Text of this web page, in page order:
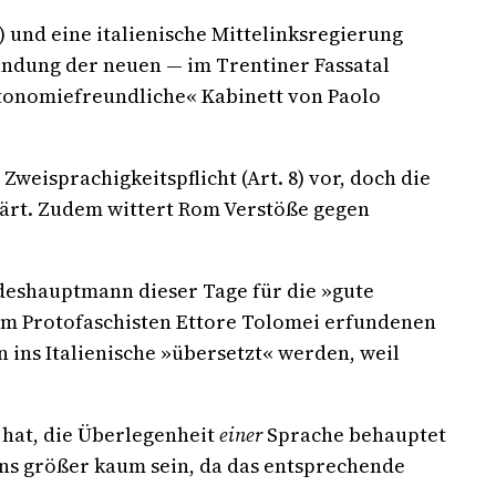
) und eine italienische Mittelinksregierung
der neuen — im Trentiner Fassatal
Kabinett von Paolo
(Art. 8) vor, doch die
Zudem wittert Rom Verstöße gegen
dieser Tage für die »gute
Protofaschisten Ettore Tolomei erfundenen
ins Italienische »übersetzt« werden, weil
die ÜberlegenheiteinerSprache behauptet
größer kaum sein, da das entsprechende